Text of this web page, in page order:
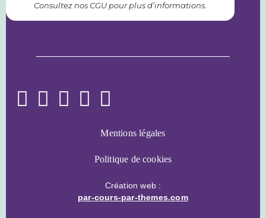
Consultez nosCGU pour plus d’informations.
Mentions légales
Politique de cookies
Création web :
par-cours-par-themes.com